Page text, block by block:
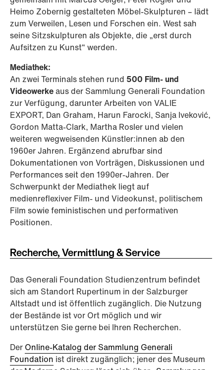
Heimo Zobernig gestalteten Möbel-Skulpturen – lädt
zum Verweilen, Lesen und Forschen ein. West sah
seine Sitzskulpturen als Objekte, die „erst durch
Aufsitzen zu Kunst“ werden.
Mediathek:
An zwei Terminals stehen rund 500 Film- und
Videowerkeaus der Sammlung Generali Foundation
zur Verfügung, darunter Arbeiten von VALIE
EXPORT, Dan Graham, Harun Farocki, Sanja Iveković,
Gordon Matta-Clark, Martha Rosler und vielen
weiteren wegweisenden Künstler:innen ab den
1960er Jahren. Ergänzend abrufbar sind
Dokumentationen von Vorträgen, Diskussionen und
Performances seit den 1990er-Jahren. Der
Schwerpunkt der Mediathek liegt auf
medienreflexiver Film- und Videokunst, politischem
Film sowie feministischen und performativen
Positionen.
Recherche, Vermittlung & Service
Das Generali Foundation Studienzentrum befindet
sich am Standort Rupertinum in der Salzburger
Altstadt und ist öffentlich zugänglich. Die Nutzung
der Bestände ist vor Ort möglich und wir
unterstützen Sie gerne bei Ihren Recherchen.
Der Online-Katalog der Sammlung Generali
Foundation ist direkt zugänglich; jener des Museum